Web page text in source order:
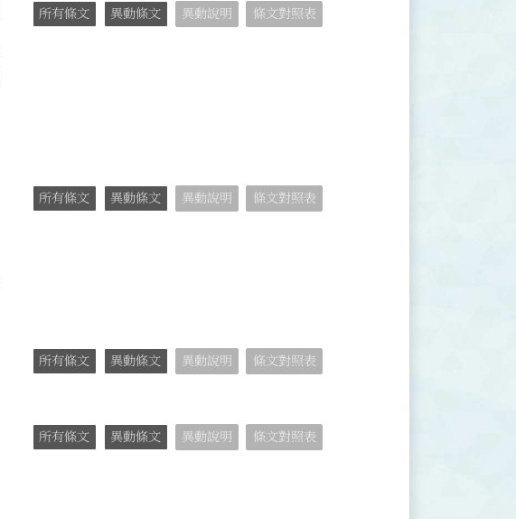
所有條文 異動條文 異動說明 條文對照表
所有條文 異動條文 異動說明 條文對照表
所有條文 異動條文 異動說明 條文對照表
所有條文 異動條文 異動說明 條文對照表